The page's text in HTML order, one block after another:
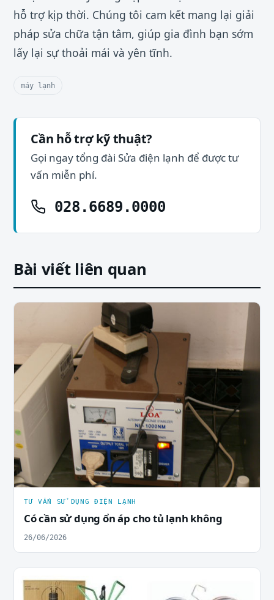
hỗ trợ kịp thời. Chúng tôi cam kết mang lại giải
pháp sửa chữa tận tâm, giúp gia đình bạn sớm
lấy lại sự thoải mái và yên tĩnh.
máy lạnh
Cần hỗ trợ kỹ thuật?
Gọi ngay tổng đài Sửa điện lạnh để được tư
vấn miễn phí.
028.6689.0000
Bài viết liên quan
TƯ VẤN SỬ DỤNG ĐIỆN LẠNH
Có cần sử dụng ổn áp cho tủ lạnh không
26/06/2026